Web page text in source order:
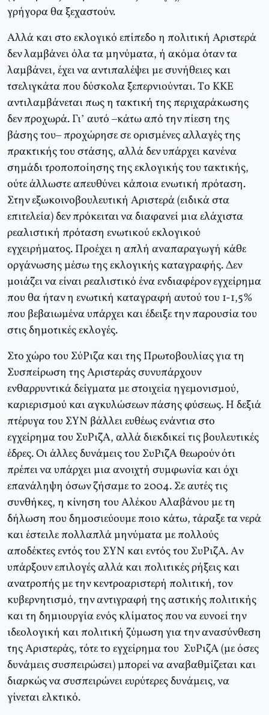
γρήγορα θα ξεχαστούν.
Aλλά και στο εκλογικό επίπεδο η πολιτική Αριστερά
δεν λαμβάνει όλα τα μηνύματα, ή ακόμα όταν τα
λαμβάνει, έχει να αντιπαλέψει με συνήθειες και
τσελιγκάτα που δύσκολα ξεπερνιούνται. Tο KKE
αντιλαμβάνεται πως η τακτική της περιχαράκωσης
δεν προχωρά. Γι’ αυτό –κάτω από την πίεση της
βάσης του– προχώρησε σε ορισμένες αλλαγές της
πρακτικής του στάσης, αλλά δεν υπάρχει κανένα
σημάδι τροποποίησης της εκλογικής του τακτικής,
ούτε άλλωστε απευθύνει κάποια ενωτική πρόταση.
Στην εξωκοινοβουλευτική Αριστερά (ειδικά στα
επιτελεία) δεν πρόκειται να διαφανεί μια ελάχιστα
ρεαλιστική πρόταση ενωτικού εκλογικού
εγχειρήματος. Προέχει η απλή αναπαραγωγή κάθε
οργάνωσης μέσω της εκλογικής καταγραφής. Δεν
μοιάζει να είναι ρεαλιστικό ένα ενδιαφέρον εγχείρημα
που θα ήταν η ενωτική καταγραφή αυτού του 1-1,5%
που βεβαιωμένα υπάρχει και έδειξε την παρουσία του
στις δημοτικές εκλογές.
Στο χώρο του ΣύΡιζα και της Πρωτοβουλίας για τη
Συσπείρωση της Aριστεράς συνυπάρχουν
ενθαρρυντικά δείγματα με στοιχεία ηγεμονισμού,
καριερισμού και αγκυλώσεων πάσης φύσεως. H δεξιά
πτέρυγα του ΣYN βάλλει ευθέως ενάντια στο
εγχείρημα του ΣυPιζA, αλλά διεκδικεί τις βουλευτικές
έδρες. Oι άλλες δυνάμεις του ΣυPιζA θεωρούν ότι
πρέπει να υπάρχει μια ανοιχτή συμφωνία και όχι
επανάληψη όσων ζήσαμε το 2004. Σε αυτές τις
συνθήκες, η κίνηση του Aλέκου Aλαβάνου με τη
δήλωση που δημοσιεύουμε ποιο κάτω, τάραξε τα νερά
και έστειλε πολλαπλά μηνύματα με πολλούς
αποδέκτες εντός του ΣΥΝ και εντός του ΣυPιζA. Aν
υπάρξουν επιλογές αλλά και πολιτικές ρήξεις και
ανατροπής με την κεντροαριστερή πολιτική, τον
κυβερνητισμό, την αντιγραφή της αστικής πολιτικής
και τη δημιουργία ενός κλίματος που να ευνοεί την
ιδεολογική και πολιτική ζύμωση για την ανασύνθεση
της Αριστεράς, τότε το εγχείρημα του ΣυPιζA (με όσες
δυνάμεις συσπειρώσει) μπορεί να αναβαθμίζεται και
διαρκώς να συσπειρώνει ευρύτερες δυνάμεις, να
γίνεται ελκτικό.